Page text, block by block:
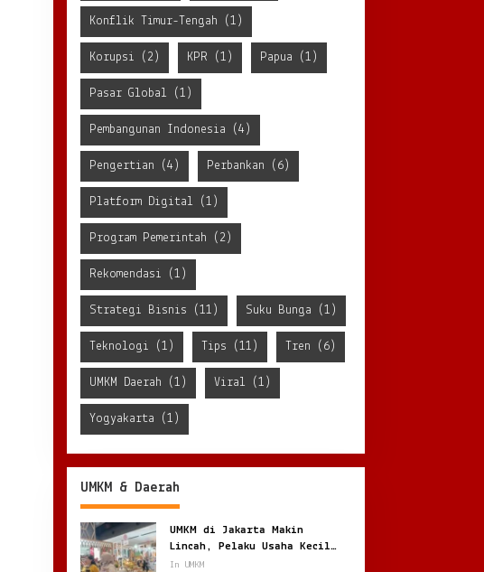
Konflik Timur-Tengah (1)
Korupsi (2) KPR (1) Papua (1)
Pasar Global (1)
Pembangunan Indonesia (4)
Pengertian (4) Perbankan (6)
Platform Digital (1)
Program Pemerintah (2)
Rekomendasi (1)
Strategi Bisnis (11) Suku Bunga (1)
Teknologi (1) Tips (11) Tren (6)
UMKM Daerah (1) Viral (1)
Yogyakarta (1)
UMKM & Daerah
UMKM di Jakarta Makin
Lincah, Pelaku Usaha Kecil
Berburu Peluang di Kota
In UMKM